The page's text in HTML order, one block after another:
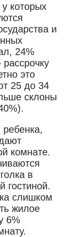
которых
и
24%
это
25 до 34
склоны
комнате.
в
гостиной.
слишком
жилое
6%